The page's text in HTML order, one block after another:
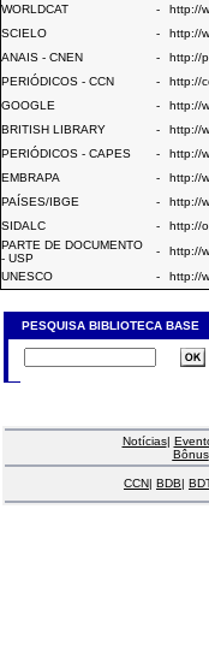
WORLDCAT
-
http://
SCIELO
-
http://
ANAIS - CNEN
-
http://
PERIÓDICOS - CCN
-
http://
GOOGLE
-
http://
BRITISH LIBRARY
-
http://
PERIÓDICOS - CAPES
-
http://
EMBRAPA
-
http://
PAÍSES/IBGE
-
http://
SIDALC
-
http://
PARTE DE DOCUMENTO
- USP
-
http://
UNESCO
- http://
PESQUISA BIBLIOTECA BASE
Notícias|
Bônus
CCN| BDB|